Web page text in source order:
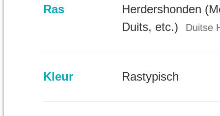
Ras
Herdershonden
Duits, etc.)
Duitse
Kleur Rastypisch